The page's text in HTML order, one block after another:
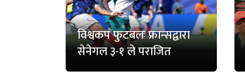
विश्वकप फुटबलः फ्रान्सद्वारा
सेनेगल ३-१ ले पराजित